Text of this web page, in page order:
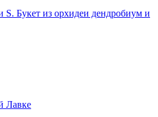
S. Букет из орхидеи дендробиум и
Лавке